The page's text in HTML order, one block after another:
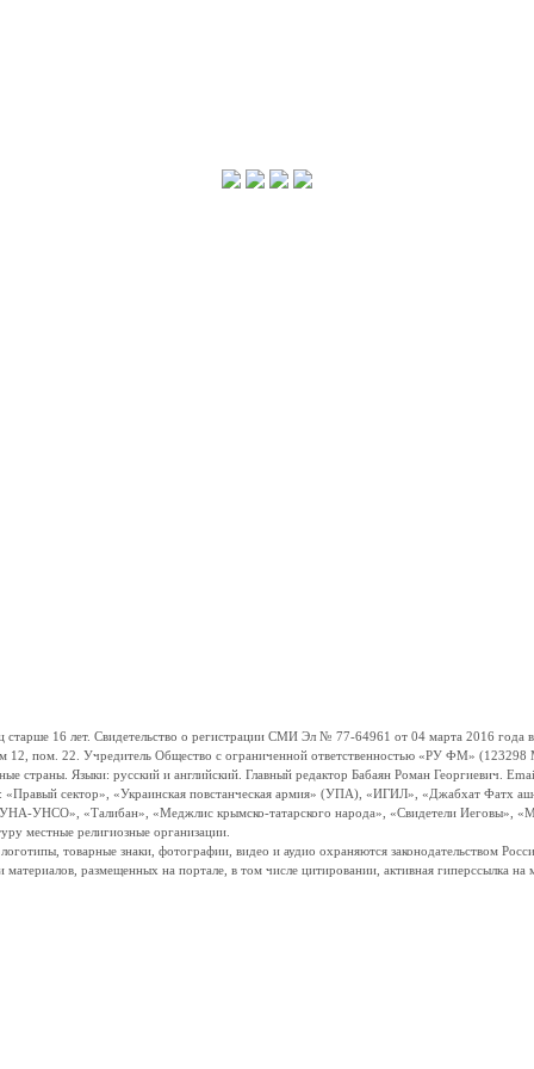
16 лет. Свидетельство о регистрации СМИ Эл № 77-64961 от 04 марта 2016 года
пом. 22. Учредитель Общество с ограниченной ответственностью «РУ ФМ»
страны. Языки: русский и английский. Главный редактор Бабаян Роман Георгиевич.
«Правый сектор», «Украинская повстанческая армия» (УПА), «ИГИЛ», «Джабхат
УНСО», «Талибан», «Меджлис крымско-татарского народа», «Свидетели Иеговы»,
местные религиозные организации.
товарные знаки, фотографии, видео и аудио охраняются законодательством
размещенных на портале, в том числе цитировании, активная гиперссылка